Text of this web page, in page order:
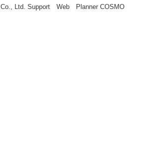
Co., Ltd. Support Web Planner COSMO